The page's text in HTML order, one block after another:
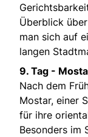
Überblick
man sich auf
langen
9. Tag -
Nach dem
Mostar, einer
für ihre
Besonders im